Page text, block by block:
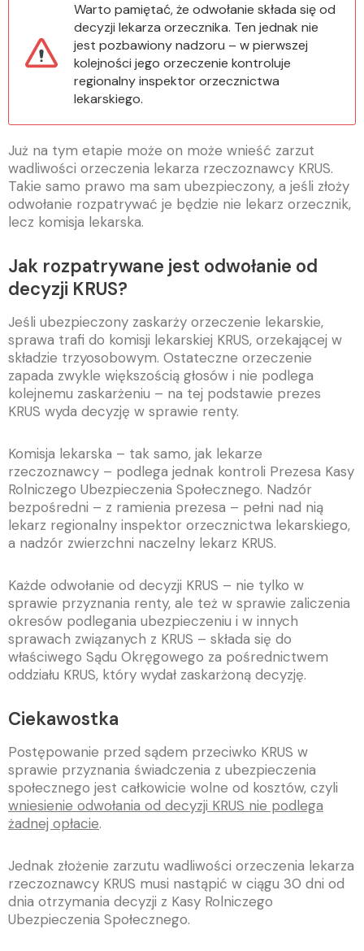
Warto pamiętać, że odwołanie składa się od
decyzji lekarza orzecznika. Ten jednak nie
jest pozbawiony nadzoru – w pierwszej
kolejności jego orzeczenie kontroluje
regionalny inspektor orzecznictwa
lekarskiego.
Już na tym etapie może on może wnieść zarzut
wadliwości orzeczenia lekarza rzeczoznawcy KRUS.
Takie samo prawo ma sam ubezpieczony, a jeśli złoży
odwołanie rozpatrywać je będzie nie lekarz orzecznik,
lecz komisja lekarska.
Jak rozpatrywane jest odwołanie od
decyzji KRUS?
Jeśli ubezpieczony zaskarży orzeczenie lekarskie,
sprawa trafi do komisji lekarskiej KRUS, orzekającej w
składzie trzyosobowym. Ostateczne orzeczenie
zapada zwykle większością głosów i nie podlega
kolejnemu zaskarżeniu – na tej podstawie prezes
KRUS wyda decyzję w sprawie renty.
Komisja lekarska – tak samo, jak lekarze
rzeczoznawcy – podlega jednak kontroli Prezesa Kasy
Rolniczego Ubezpieczenia Społecznego. Nadzór
bezpośredni – z ramienia prezesa – pełni nad nią
lekarz regionalny inspektor orzecznictwa lekarskiego,
a nadzór zwierzchni naczelny lekarz KRUS.
Każde odwołanie od decyzji KRUS – nie tylko w
sprawie przyznania renty, ale też w sprawie zaliczenia
okresów podlegania ubezpieczeniu i w innych
sprawach związanych z KRUS – składa się do
właściwego Sądu Okręgowego za pośrednictwem
oddziału KRUS, który wydał zaskarżoną decyzję.
Ciekawostka
Postępowanie przed sądem przeciwko KRUS w
sprawie przyznania świadczenia z ubezpieczenia
społecznego jest całkowicie wolne od kosztów, czyli
wniesienie odwołania od decyzji KRUS nie podlega
żadnej opłacie.
Jednak złożenie zarzutu wadliwości orzeczenia lekarza
rzeczoznawcy KRUS musi nastąpić w ciągu 30 dni od
dnia otrzymania decyzji z Kasy Rolniczego
Ubezpieczenia Społecznego.